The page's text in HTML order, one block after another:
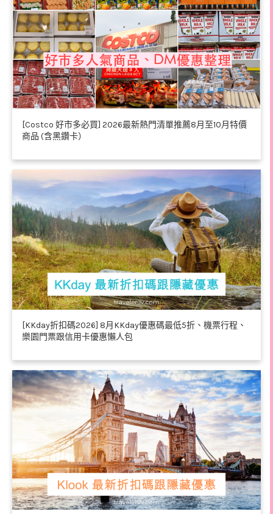
[Costco 好市多必買] 2026最新熱門清單推薦8月至10月特價
商品 (含黑鑽卡）
[KKday折扣碼2026] 8月KKday優惠碼最低5折、機票行程、
樂園門票跟信用卡優惠懶人包